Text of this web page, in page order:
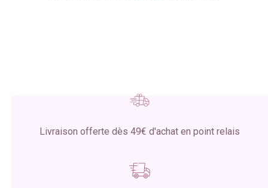
Livraison offerte dès 49€ d'achat en point relais